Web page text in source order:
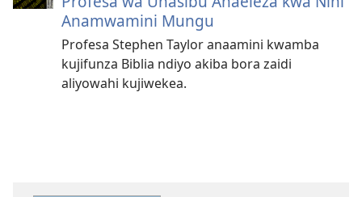
Anamwamini Mungu
Profesa Stephen Taylor anaamini kwamba
kujifunza Biblia ndiyo akiba bora zaidi
aliyowahi kujiwekea.